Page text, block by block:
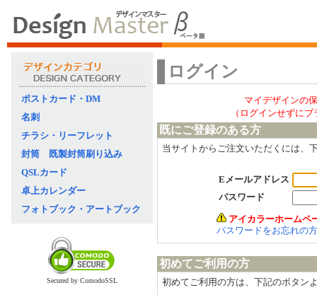
ポストカード・DM
名刺
チラシ・リーフレット
封筒 既製封筒刷り込み
QSLカード
卓上カレンダー
フォトブック・アートブック
Secured by ComodoSSL
ログイン
マイデザインの
（ログインせずに
既にご登録のある方
当サイトからご注文いただくには、
Eメールアドレス
パスワード
アイカラーホームペ
パスワードをお忘れの
初めてご利用の方
初めてご利用の方は、下記のボタン